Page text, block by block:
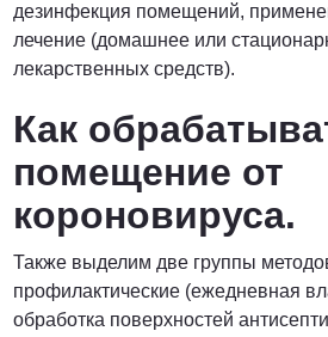
дезинфекция помещений,
лечение (домашнее или
лекарственных средств).
Как
помещение от
короновируса.
Также выделим две группы
профилактические (ежедневная
обработка поверхностей